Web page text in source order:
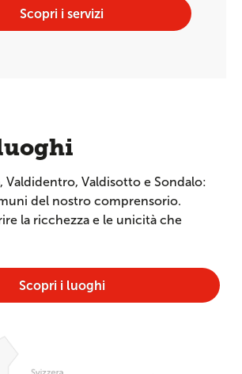
Scopri i servizi
Valdidentro, Valdisotto e Sondalo:
del nostro comprensorio.
la ricchezza e le unicità che
Scopri i luoghi